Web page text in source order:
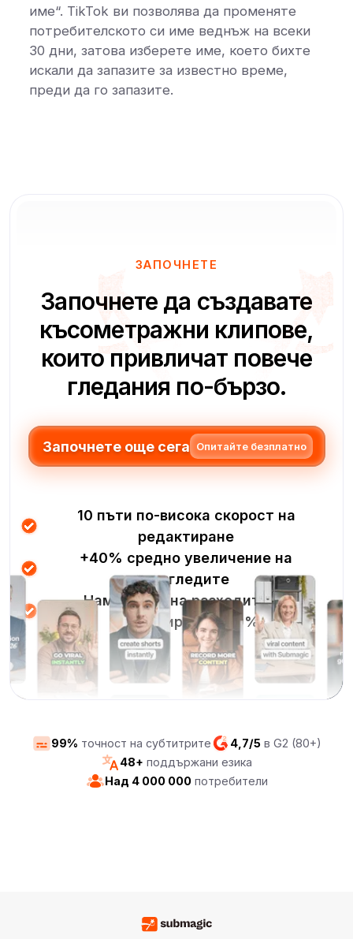
99% точност на субтитрите 4,7/5в G2 (80+)
48+ поддържани езика
Над 4 000 000потребители
име“. TikTok ви позволява да променяте
потребителското си име веднъж на всеки
30 дни, затова изберете име, което бихте
искали да запазите за известно време,
преди да го запазите.
ЗАПОЧНЕТЕ
Започнете да създавате
късометражни клипове,
които привличат повече
гледания по-бързо.
Започнете още сега Опитайте безплатно
10 пъти по-висока скорост на
редактиране
+40% средно увеличение на
прегледите
Намаление на разходите за
редактиране с 80%